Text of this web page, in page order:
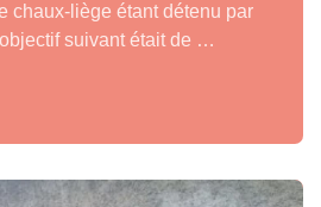
chaux-liège étant détenu par
suivant était de …